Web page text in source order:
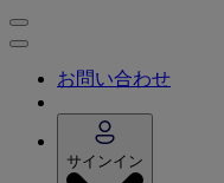
お問い合わせ
サインイン